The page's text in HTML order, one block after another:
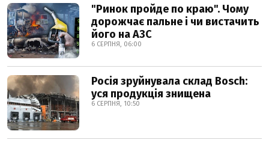
"Ринок пройде по краю". Чому
дорожчає пальне і чи вистачить
його на АЗС
6 СЕРПНЯ, 06:00
Росія зруйнувала склад Bosch:
уся продукція знищена
6 СЕРПНЯ, 10:50